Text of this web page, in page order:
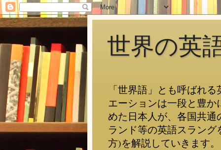
世界の英
「世界語」とも呼ばれ
エーションは一段と豊
めた日本人が、各国共
ランド等の英語スラン
方)を解説していきます。